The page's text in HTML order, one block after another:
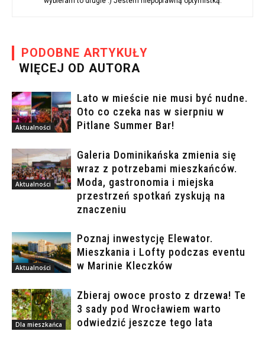
PODOBNE ARTYKUŁY
WIĘCEJ OD AUTORA
Aktualności
Lato w mieście nie musi być nudne.
Oto co czeka nas w sierpniu w
Pitlane Summer Bar!
Aktualności
Galeria Dominikańska zmienia się
wraz z potrzebami mieszkańców.
Moda, gastronomia i miejska
przestrzeń spotkań zyskują na
znaczeniu
Aktualności
Poznaj inwestycję Elewator.
Mieszkania i Lofty podczas eventu
w Marinie Kleczków
Dla mieszkańca
Zbieraj owoce prosto z drzewa! Te
3 sady pod Wrocławiem warto
odwiedzić jeszcze tego lata